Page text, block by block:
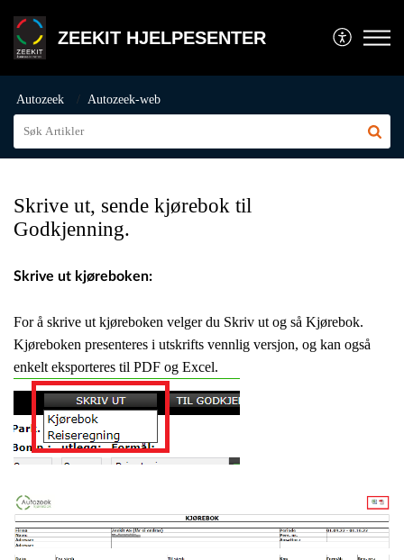
ZEEKIT HJELPESENTER
Autozeek Autozeek-web
Skrive ut, sende kjørebok til
Godkjenning.
Skrive ut kjøreboken:
For å skrive ut kjøreboken velgerdu Skriv ut og så Kjørebok.
Kjøreboken presenteres i utskrifts vennlig versjon, og kan også
enkelt eksporteres til PDF og Excel.